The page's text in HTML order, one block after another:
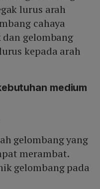
lurus arah
cahaya
gelombang
kepada arah
medium
gelombang yang
merambat.
gelombang pada